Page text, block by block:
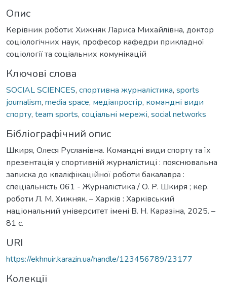
Опис
Керівник роботи: Хижняк Лариса Михайлівна, доктор
соціологічних наук, професор кафедри прикладної
соціології та соціальних комунікацій
Ключові слова
SOCIAL SCIENCES, спортивна журналістика, sports
journalism, media space, медіапростір, командні види
спорту, team sports, соціальні мережі, social networks
Бібліографічний опис
Шкиря, Олеся Русланівна. Командні види спорту та їх
презентація у спортивній журналістиці : пояснювальна
записка до кваліфікаційної роботи бакалавра :
спеціальність 061 - Журналістика / О. Р. Шкиря ; кер.
роботи Л. М. Хижняк. – Харків : Харківський
національний університет імені В. Н. Каразіна, 2025. –
81 с.
URI
https://ekhnuir.karazin.ua/handle/123456789/23177
Колекції